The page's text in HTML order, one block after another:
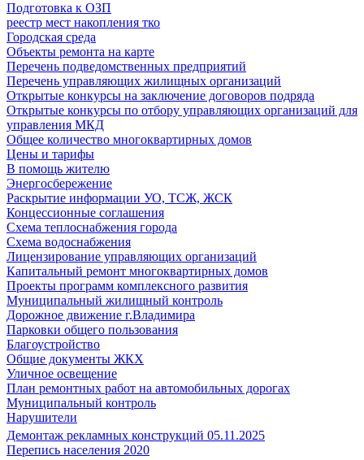
Подготовка к ОЗП
реестр мест накопления тко
Городская среда
Объекты ремонта на карте
Перечень подведомственных предприятий
Перечень управляющих жилищных организаций
Открытые конкурсы на заключение договоров подряда
Открытые конкурсы по отбору управляющих организаций для
управления МКД
Общее количество многоквартирных домов
Цены и тарифы
В помощь жителю
Энергосбережение
Раскрытие информации УО, ТСЖ, ЖСК
Концессионные соглашения
Схема теплоснабжения города
Схема водоснабжения
Лицензирование управляющих организаций
Капитальный ремонт многоквартирных домов
Проекты программ комплексного развития
Муниципальный жилищный контроль
Дорожное движение г.Владимира
Парковки общего пользования
Благоустройство
Общие документы ЖКХ
Уличное освещение
План ремонтных работ на автомобильных дорогах
Муниципальный контроль
Нарушители
Демонтаж рекламных конструкций 05.11.2025
Перепись населения 2020